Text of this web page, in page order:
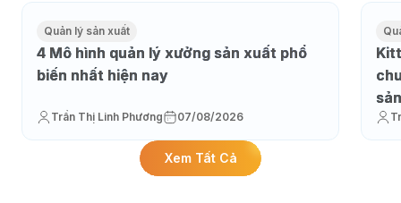
Quản lý sản xuất
4 Mô hình quản lý xưởng sản xuất phổ
biến nhất hiện nay
Trần Thị Linh Phương 07/08/2026
Xem Tất Cả